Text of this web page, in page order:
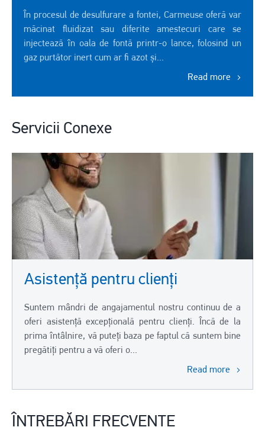
În procesul de desulfurare a fontei, Carmeuse oferă var
măcinat fluidizat sau diferite amestecuri care se
injectează în oala de fontă printr-o lance, folosind un
gaz purtător inert cum ar fi azot și...
Read more
Servicii Conexe
Asistență pentru clienți
Suntem mândri de angajamentul nostru continuu de a
oferi asistență excepțională pentru clienți. Încă de la
prima întâlnire, vă puteți baza pe faptul că suntem bine
pregătiți pentru a vă oferi o...
Read more
ÎNTREBĂRI FRECVENTE